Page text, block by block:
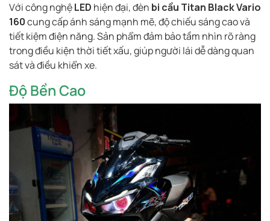
Với công nghệLED hiện đại, đèn bi cầu Titan Black Vario
160cung cấp ánh sáng mạnh mẽ, độ chiếu sáng cao và
tiết kiệm điện năng. Sản phẩm đảm bảo tầm nhìn rõ ràng
trong điều kiện thời tiết xấu, giúp người lái dễ dàng quan
sát và điều khiển xe.
Độ Bền Cao